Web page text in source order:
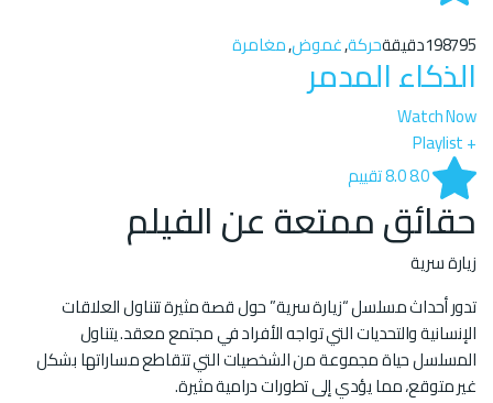
198795دقيقة حركة,غموض,مغامرة
الذكاء المدمر
Watch Now
+ Playlist
8.0
8.0تقييم
حقائق ممتعة عن الفيلم
زيارة سرية
تدور أحداث مسلسل “زيارة سرية” حول قصة مثيرة تتناول العلاقات
الإنسانية والتحديات التي تواجه الأفراد في مجتمع معقد. يتناول
المسلسل حياة مجموعة من الشخصيات التي تتقاطع مساراتها بشكل
غير متوقع، مما يؤدي إلى تطورات درامية مثيرة.